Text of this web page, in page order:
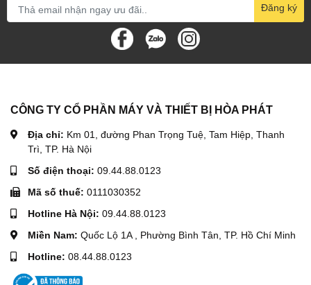
Đăng ký
CÔNG TY CỔ PHẦN MÁY VÀ THIẾT BỊ HÒA PHÁT
Địa chỉ: Km 01, đường Phan Trọng Tuệ, Tam Hiệp, Thanh
Trì, TP. Hà Nội
Số điện thoại: 09.44.88.0123
Mã số thuế: 0111030352
Hotline Hà Nội: 09.44.88.0123
Miền Nam: Quốc Lộ 1A , Phường Bình Tân, TP. Hồ Chí Minh
Hotline: 08.44.88.0123